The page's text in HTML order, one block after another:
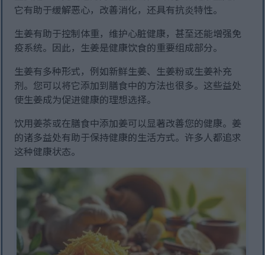
它有助于缓解恶心，改善消化，还具有抗炎特性。
生姜有助于控制体重，维护心脏健康，甚至还能增强免
疫系统。因此，生姜是健康饮食的重要组成部分。
生姜有多种形式，例如新鲜生姜、生姜粉或生姜补充
剂。您可以将它添加到膳食中的方法也很多。这些益处
使生姜成为促进健康的理想选择。
饮用姜茶或在膳食中添加姜可以显著改善您的健康。姜
的诸多益处有助于保持健康的生活方式。许多人都追求
这种健康状态。